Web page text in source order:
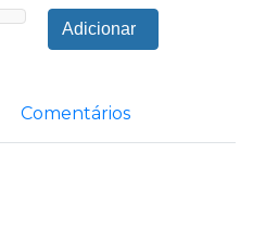
Adicionar
Comentários